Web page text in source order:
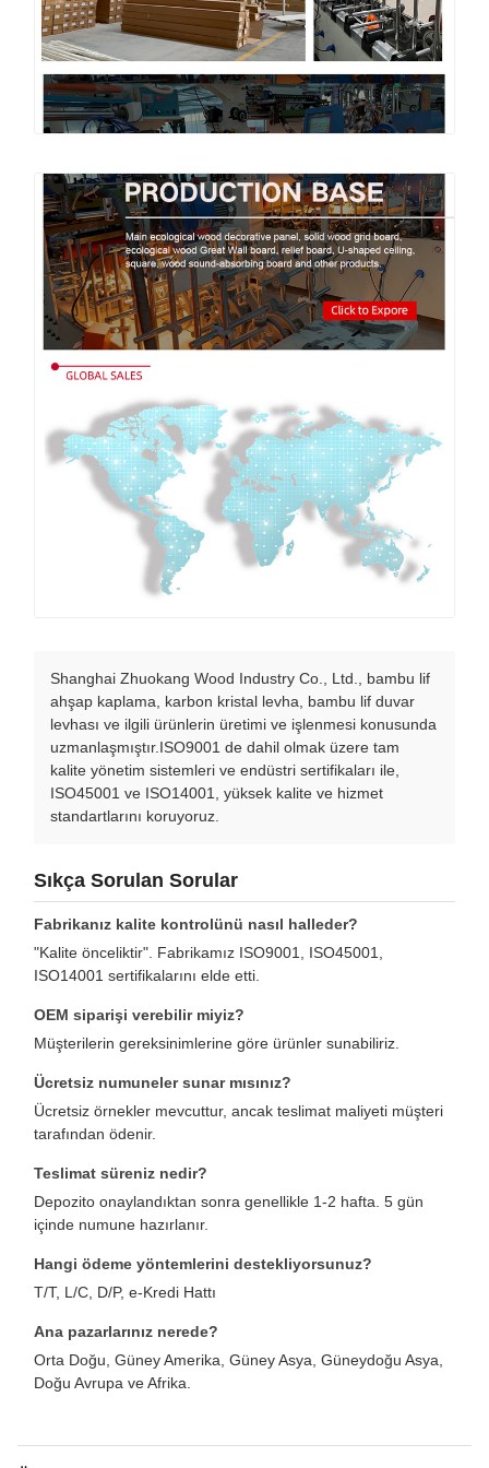
Shanghai Zhuokang Wood Industry Co., Ltd., bambu lif
ahşap kaplama, karbon kristal levha, bambu lif duvar
levhası ve ilgili ürünlerin üretimi ve işlenmesi konusunda
uzmanlaşmıştır.ISO9001 de dahil olmak üzere tam
kalite yönetim sistemleri ve endüstri sertifikaları ile,
ISO45001 ve ISO14001, yüksek kalite ve hizmet
standartlarını koruyoruz.
Sıkça Sorulan Sorular
Fabrikanız kalite kontrolünü nasıl halleder?
"Kalite önceliktir". Fabrikamız ISO9001, ISO45001,
ISO14001 sertifikalarını elde etti.
OEM siparişi verebilir miyiz?
Müşterilerin gereksinimlerine göre ürünler sunabiliriz.
Ücretsiz numuneler sunar mısınız?
Ücretsiz örnekler mevcuttur, ancak teslimat maliyeti müşteri
tarafından ödenir.
Teslimat süreniz nedir?
Depozito onaylandıktan sonra genellikle 1-2 hafta. 5 gün
içinde numune hazırlanır.
Hangi ödeme yöntemlerini destekliyorsunuz?
T/T, L/C, D/P, e-Kredi Hattı
Ana pazarlarınız nerede?
Orta Doğu, Güney Amerika, Güney Asya, Güneydoğu Asya,
Doğu Avrupa ve Afrika.